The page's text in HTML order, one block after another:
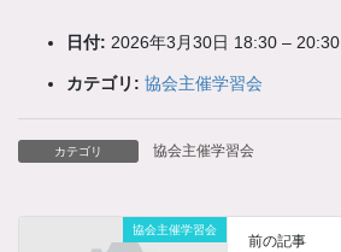
日付: 2026年3月30日 18:30 – 20:30
カテゴリ: 協会主催学習会
カテゴリ 協会主催学習会
協会主催学習会
前の記事